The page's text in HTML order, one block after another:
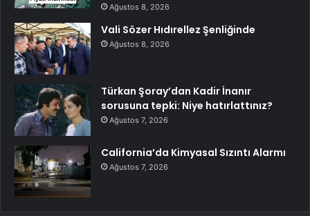
Ağustos 8, 2026
Vali Sözer Hıdırellez Şenliğinde
Ağustos 8, 2026
Türkan Şoray’dan Kadir İnanır
sorusuna tepki: Niye hatırlattınız?
Ağustos 7, 2026
California’da Kimyasal Sızıntı Alarmı
Ağustos 7, 2026